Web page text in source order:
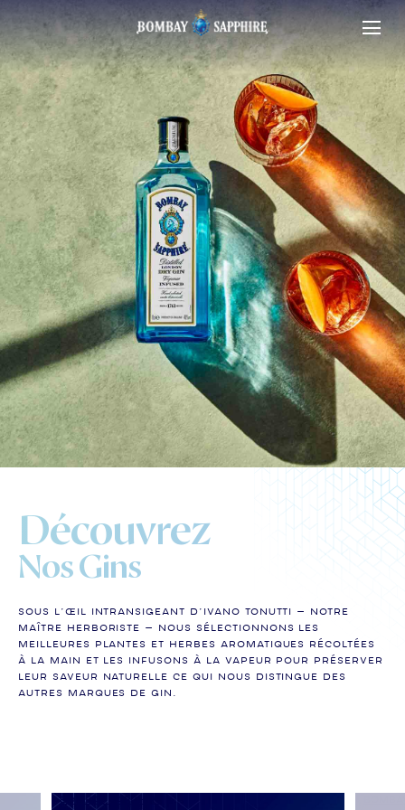
Découvrez
Nos Gins
Sous l’œil intransigeant d’Ivano Tonutti – notre
maître herboriste – nous sélectionnons les
meilleures plantes et herbes aromatiques récoltées
à la main et les infusons à la vapeur pour préserver
leur saveur naturelle ce qui nous distingue des
autres marques de gin.
Bombay Sapphire